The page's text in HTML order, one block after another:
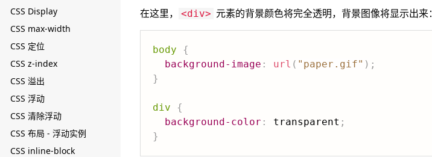
CSS Display
CSS max-width
CSS 定位
CSS z-index
CSS 溢出
CSS 浮动
CSS 清除浮动
CSS 布局 - 浮动实例
CSS inline-block
在这里，
<div> 元素的背景颜色将完全透明，背景图像将显示出来：
body
{
background-image : url ( "paper.gif" ) ;
}
div
{
background-color : transparent ;
}